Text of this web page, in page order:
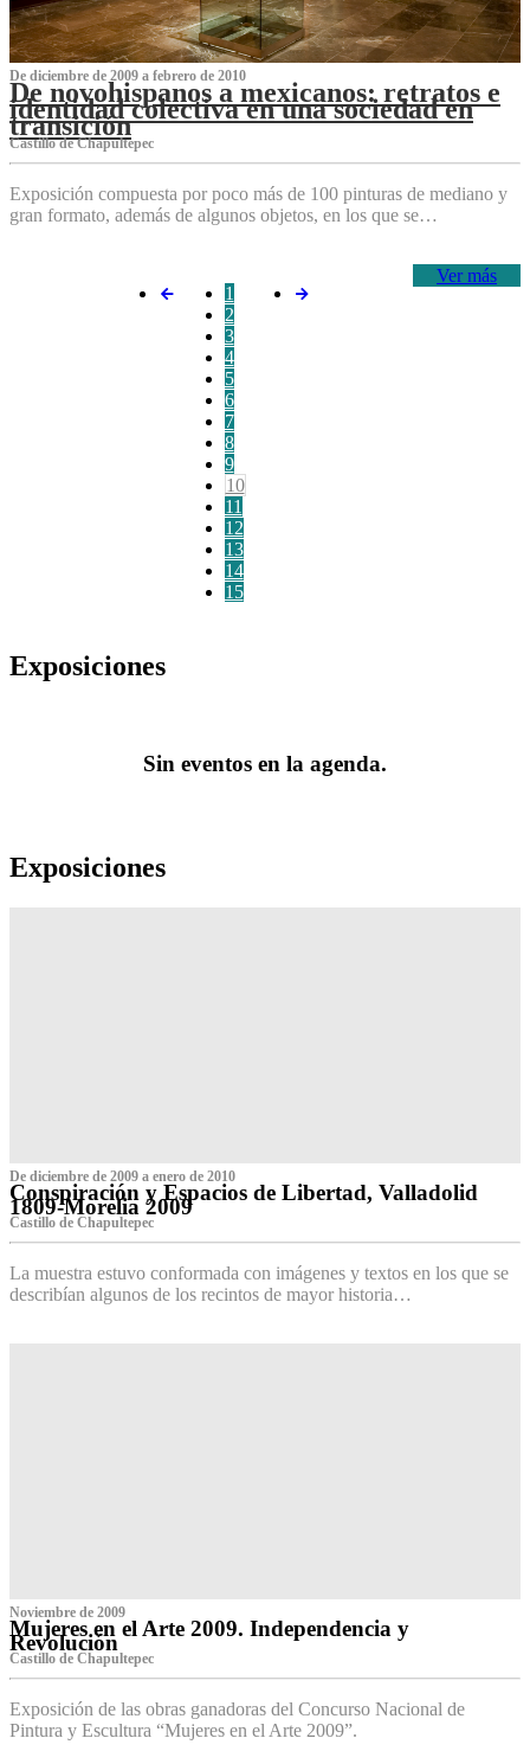
De diciembre de 2009 a febrero de 2010
De novohispanos a mexicanos: retratos e
identidad colectiva en una sociedad en
transición
Castillo de Chapultepec
Exposición compuesta por poco más de 100 pinturas de mediano y
gran formato, además de algunos objetos, en los que se…
Ver más
1
2
3
4
5
6
7
8
9
10
11
12
13
14
15
Exposiciones
Sin eventos en la agenda.
Exposiciones
De diciembre de 2009 a enero de 2010
Conspiración y Espacios de Libertad, Valladolid
1809-Morelia 2009
Castillo de Chapultepec
La muestra estuvo conformada con imágenes y textos en los que se
describían algunos de los recintos de mayor historia…
Noviembre de 2009
Mujeres en el Arte 2009. Independencia y
Revolución
Castillo de Chapultepec
Exposición de las obras ganadoras del Concurso Nacional de
Pintura y Escultura “Mujeres en el Arte 2009”.